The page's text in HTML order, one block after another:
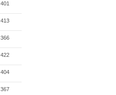
401
413
366
422
404
367